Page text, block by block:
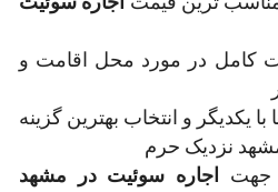
کامل در مورد محل اقامت و
یکدیگر و انتخاب بهترین گزینه
نزدیک حرم
جهت اجاره سوئیت در مشهد